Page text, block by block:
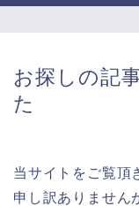
お探しの記
た
当サイトをご覧頂
申し訳ありません